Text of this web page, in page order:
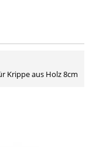
Krippe aus Holz 8cm